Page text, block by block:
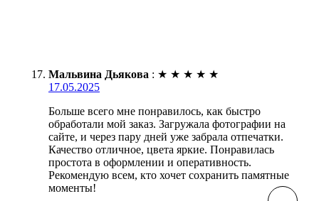
Мальвина Дьякова : ★ ★ ★ ★ ★
17.05.2025
Больше всего мне понравилось, как быстро
обработали мой заказ. Загружала фотографии на
сайте, и через пару дней уже забрала отпечатки.
Качество отличное, цвета яркие. Понравилась
простота в оформлении и оперативность.
Рекомендую всем, кто хочет сохранить памятные
моменты!